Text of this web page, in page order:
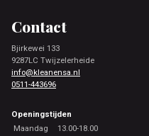
Contact
Bjirkewei 133
9287LC Twijzelerheide
info@kleanensa.nl
0511-443696
Openingstijden
Maandag
13.00-18.00